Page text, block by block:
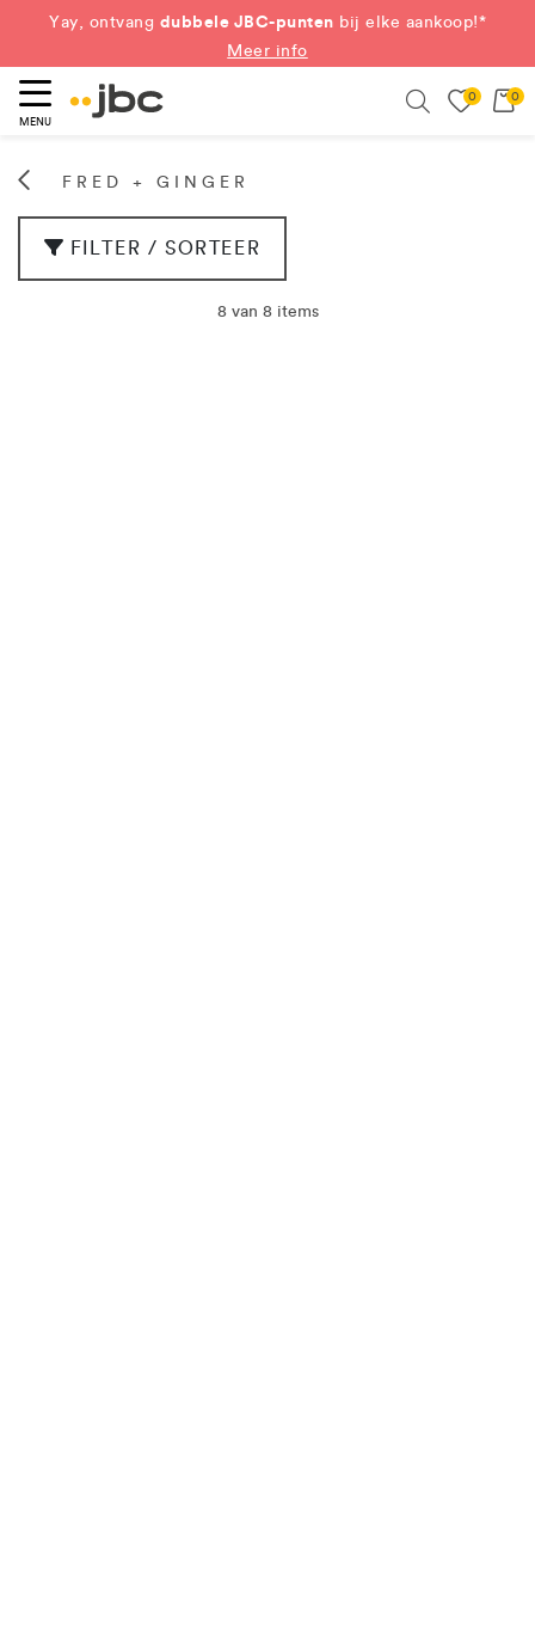
Yay, ontvang dubbele JBC-punten bij elke aankoop!*
Meer info
MENU
0 0
FRED + GINGER
FILTER / SORTEER
8 van 8 items